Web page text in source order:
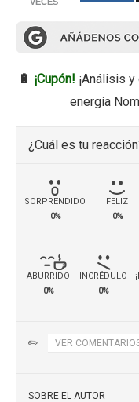
🔋 ¡Cupón! ¡Análisis
energía
¿Cuál es tu
SORPRENDIDO
0%
FELIZ
0%
ABURRIDO
0%
INCRÉDULO
0%
✏️ VER
SOBRE EL AUTOR